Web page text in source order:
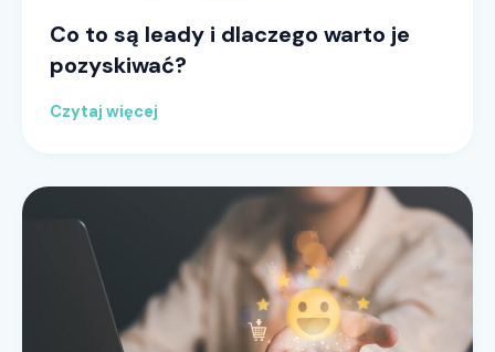
Co to są leady i dlaczego warto je
pozyskiwać?
Czytaj więcej